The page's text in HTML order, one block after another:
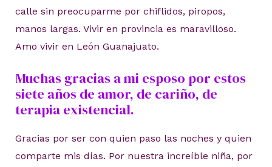
calle sin preocuparme por chiflidos, piropos,
manos largas. Vivir en provincia es maravilloso.
Amo vivir en León Guanajuato.
Muchas gracias a mi esposo por estos
siete años de amor, de cariño, de
terapia existencial.
Gracias por ser con quien paso las noches y quien
comparte mis días. Por nuestra increíble niña, por